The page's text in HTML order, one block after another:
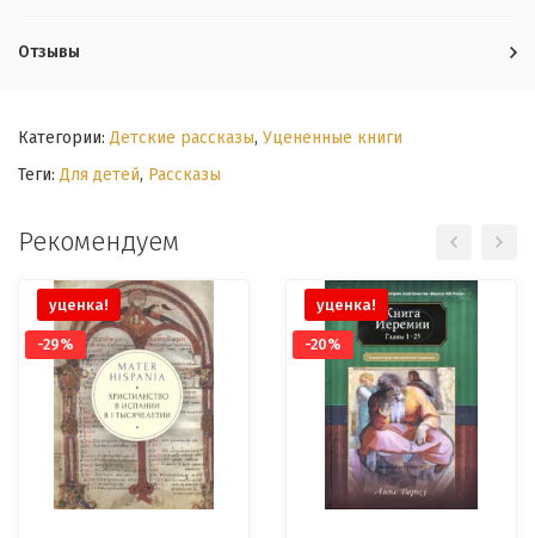
Отзывы
Категории: Детские рассказы, Уцененные книги
Теги: Для детей, Рассказы
Рекомендуем
уценка!
-29%
уценка!
-20%